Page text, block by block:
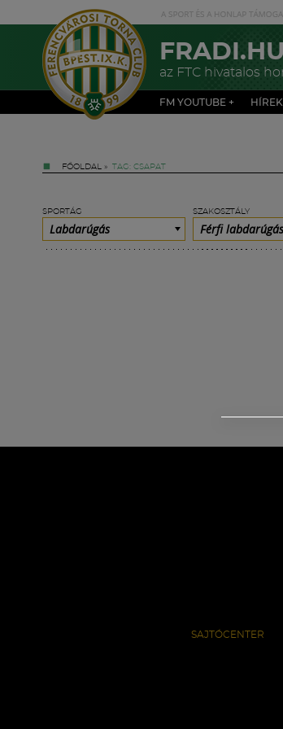
FRADI.HU
az FTC hivatalos
FM YOUTUBE + HÍREK
FŐOLDAL » TAG: CSAPAT
SPORTÁG
Labdarúgás
SZAKOSZTÁLY
Férfi labdarúgás
SAJTÓCENTER